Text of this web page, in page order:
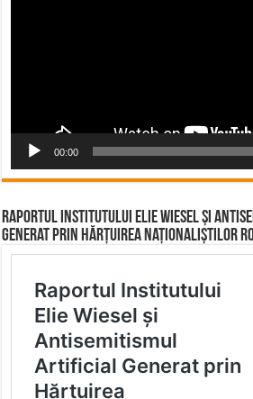
00:00
Raportul Institutului Elie Wiesel și
Generat prin Hărțuirea Naționaliștilor